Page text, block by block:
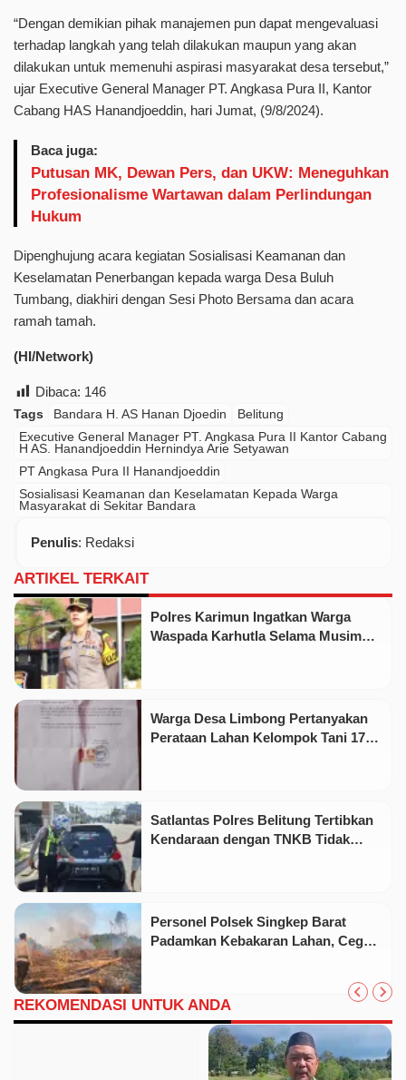
“Dengan demikian pihak manajemen pun dapat mengevaluasi
terhadap langkah yang telah dilakukan maupun yang akan
dilakukan untuk memenuhi aspirasi masyarakat desa tersebut,”
ujar Executive General Manager PT. Angkasa Pura II, Kantor
Cabang HAS Hanandjoeddin, hari Jumat, (9/8/2024).
Baca juga:
Putusan MK, Dewan Pers, dan UKW: Meneguhkan
Profesionalisme Wartawan dalam Perlindungan
Hukum
Dipenghujung acara kegiatan Sosialisasi Keamanan dan
Keselamatan Penerbangan kepada warga Desa Buluh
Tumbang, diakhiri dengan Sesi Photo Bersama dan acara
ramah tamah.
(HI/Network)
Dibaca: 146
Tags Bandara H. AS Hanan Djoedin
Belitung
Executive General Manager PT. Angkasa Pura II Kantor Cabang
H AS. Hanandjoeddin Hernindya Arie Setyawan
PT Angkasa Pura II Hanandjoeddin
Sosialisasi Keamanan dan Keselamatan Kepada Warga
Masyarakat di Sekitar Bandara
Penulis: Redaksi
ARTIKEL TERKAIT
Polres Karimun Ingatkan Warga
Waspada Karhutla Selama Musim
Warga Desa Limbong Pertanyakan
Perataan Lahan Kelompok Tani 17
Satlantas Polres Belitung Tertibkan
Kendaraan dengan TNKB Tidak
Personel Polsek Singkep Barat
Padamkan Kebakaran Lahan, Cegah
REKOMENDASI UNTUK ANDA